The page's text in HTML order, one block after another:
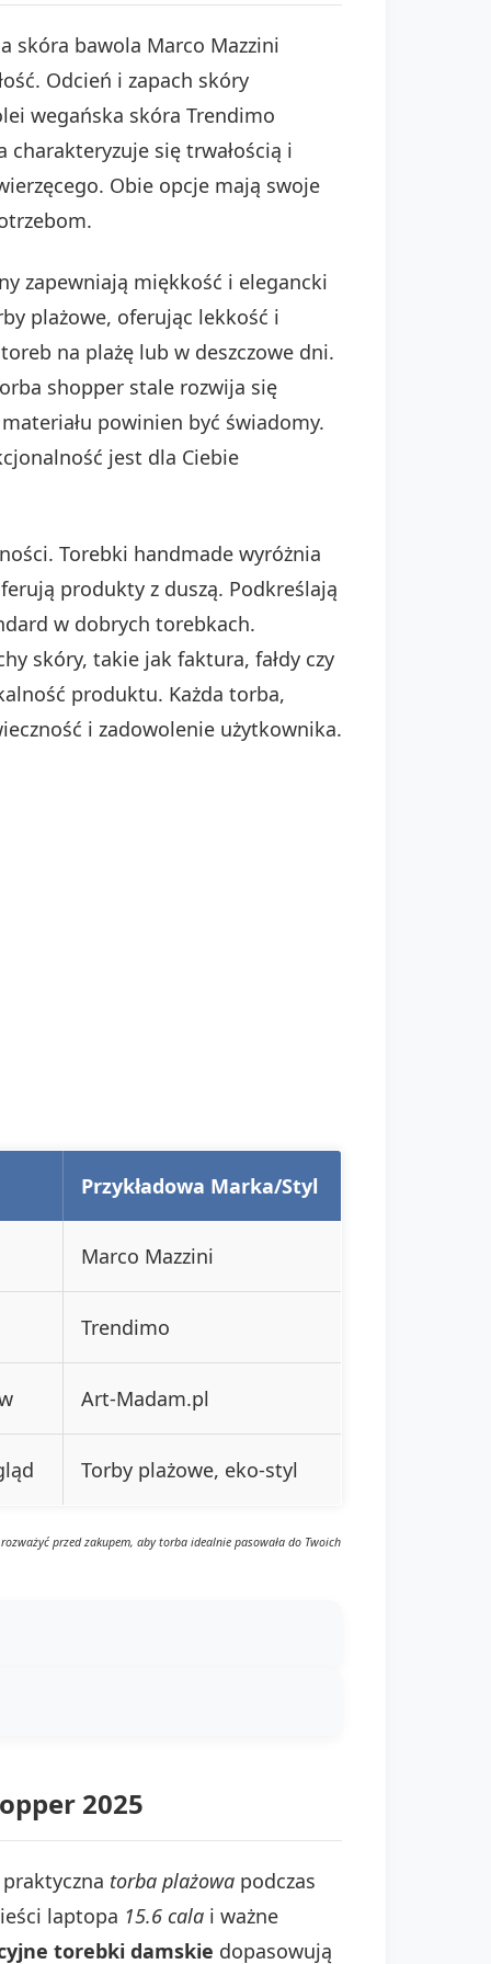
skóra bawola Marco Mazzini
Odcień i zapach skóry
wegańska skóra Trendimo
charakteryzuje się trwałością i
Obie opcje mają swoje
zapewniają miękkość i elegancki
plażowe, oferując lekkość i
na plażę lub w deszczowe dni.
shopper stale rozwija się
powinien być świadomy.
jest dla Ciebie
Torebki handmade wyróżnia
produkty z duszą. Podkreślają
w dobrych torebkach.
skóry, takie jak faktura, fałdy czy
produktu. Każda torba,
i zadowolenie użytkownika.
Przykładowa Marka/Styl
Marco Mazzini
Trendimo
Art-Madam.pl
Torby plażowe, eko-styl
przed zakupem, aby torba idealnie pasowała do Twoich
2025
torba plażowa podczas
laptopa 15.6 cala i ważne
torebki damskie dopasowują